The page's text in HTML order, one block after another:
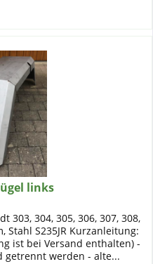
links
303, 304, 305, 306, 307, 308,
Stahl S235JR Kurzanleitung:
ist bei Versand enthalten) -
getrennt werden - alte...